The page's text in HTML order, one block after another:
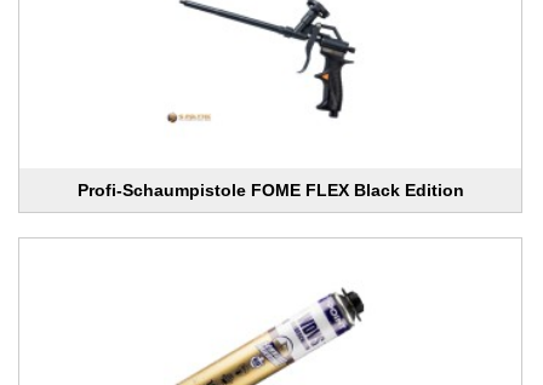
Profi-Schaumpistole FOME FLEX Black Edition